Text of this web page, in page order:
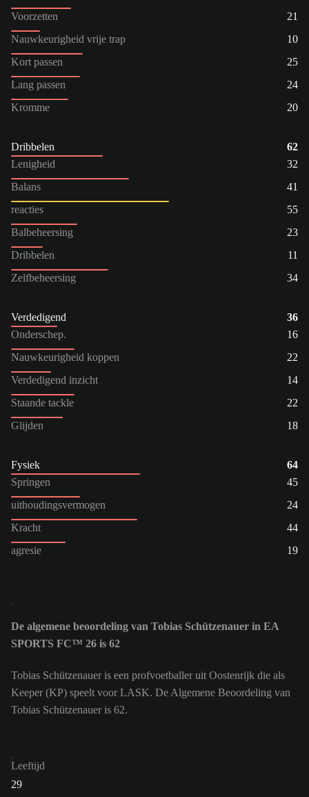
Voorzetten
21
Nauwkeurigheid vrije trap
10
Kort passen
25
Lang passen
24
Kromme
20
Dribbelen
62
Lenigheid
32
Balans
41
reacties
55
Balbeheersing
23
Dribbelen
11
Zelfbeheersing
34
Verdedigend
36
Onderschep.
16
Nauwkeurigheid koppen
22
Verdedigend inzicht
14
Staande tackle
22
Glijden
18
Fysiek
64
Springen
45
uithoudingsvermogen
24
Kracht
44
agresie
19
De algemene beoordeling van Tobias Schützenauer in EA
SPORTS FC™ 26 is 62
Tobias Schützenauer is een profvoetballer uit Oostenrijk die als
Keeper (KP) speelt voor LASK. De Algemene Beoordeling van
Tobias Schützenauer is 62.
Leeftijd
29